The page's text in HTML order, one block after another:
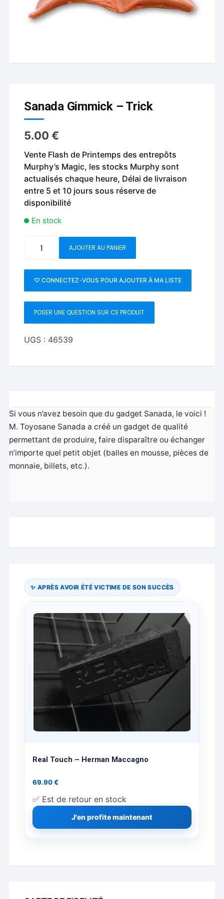
Sanada Gimmick – Trick
5.00€
Vente Flash de Printemps des entrepôts
Murphy’s Magic, les stocks Murphy sont
actualisés chaque heure, Délai de livraison
entre 5 et 10 jours sous réserve de
disponibilité
En stock
Gimmick
-
Trick
AJOUTER AU PANIER
♡ CONNECTEZ-VOUS POUR AJOUTER À MA LISTE
POSER UNE QUESTION SUR CE PRODUIT
UGS : 46539
Si vous n’avez besoin que du gadget Sanada, le voici !
M. Toyosane Sanada a créé un gadget de qualité
permettant de produire, faire disparaître ou échanger
n’importe quel petit objet (balles en mousse, pièces de
monnaie, billets, etc.).
✨ APRÈS AVOIR ÉTÉ VICTIME DE SON SUCCÈS
Real Touch – Herman Maccagno
69.90€
✅ Est de retour en stock
J'en profite maintenant